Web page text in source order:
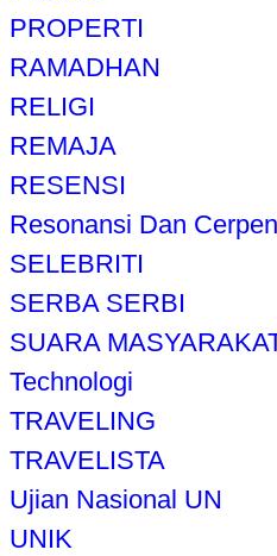
PROPERTI
RAMADHAN
RELIGI
REMAJA
RESENSI
Resonansi Dan Cerpen
SELEBRITI
SERBA SERBI
SUARA
Technologi
TRAVELING
TRAVELISTA
Ujian Nasional UN
UNIK